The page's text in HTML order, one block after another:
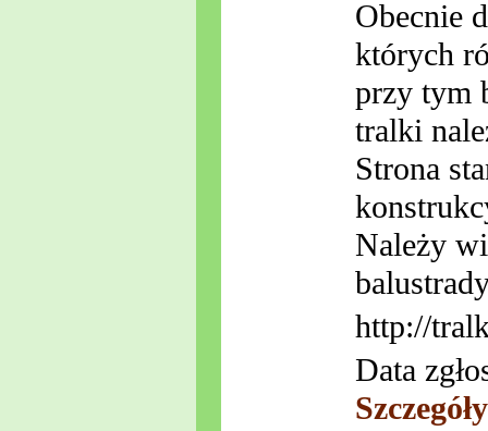
Obecnie
których
przy tym
tralki
Strona
Należy
http://
Data
Szczegóły